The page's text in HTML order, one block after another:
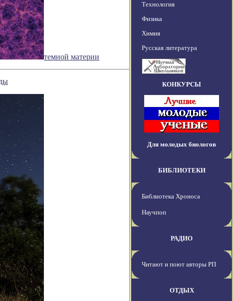
темной материи
Технология
Физика
Химия
Русская литература
КОНКУРСЫ
Для молодых биологов
БИБЛИОТЕКИ
Библиотека Хроноса
Научпоп
РАДИО
Читают и поют авторы РП
ОТДЫХ